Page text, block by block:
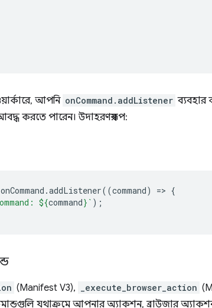
আপনি onCommand.addListener ব্যবহার
করতে পারেন। উদাহরণস্বরূপ:
onCommand .addListener((command) => {
${command} ` );
(Manifest V3), _execute_browser_action
যথাক্রমে আপনার অ্যাকশন, ব্রাউজার